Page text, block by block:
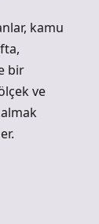
kamu
bir
ve